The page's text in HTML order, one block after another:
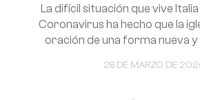
28 DE MARZO DE
La difícil situación que vive
Coronavirus ha hecho que la
oración de una forma nueva